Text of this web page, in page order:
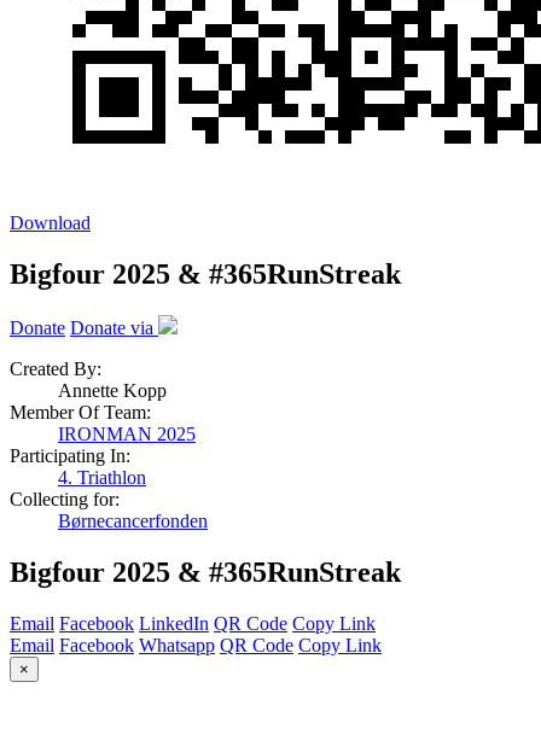
Download
Bigfour 2025 & #365RunStreak
Donate Donate via
Created By:
Annette Kopp
Member Of Team:
IRONMAN 2025
Participating In:
4. Triathlon
Collecting for:
Børnecancerfonden
Bigfour 2025 & #365RunStreak
Email Facebook LinkedIn QR Code Copy Link
Email Facebook Whatsapp QR Code Copy Link
×